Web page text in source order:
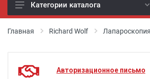
Б/У оборудование
Физиотерапия
Категории каталога
Главная Richard Wolf
Авторизационное письмо